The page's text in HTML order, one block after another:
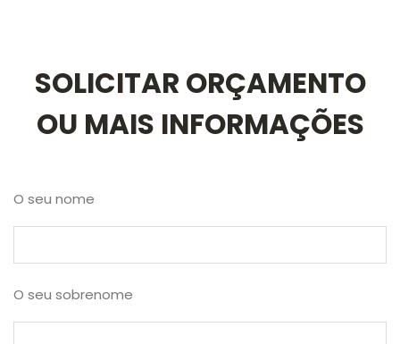
SOLICITAR ORÇAMENTO
OU MAIS INFORMAÇÕES
O seu nome
O seu sobrenome